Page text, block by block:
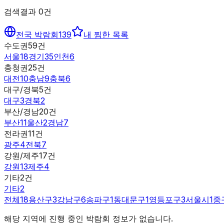
검색결과 0건
전국 박람회139
내 찜한 목록
수도권59건
서울18경기35인천6
충청권25건
대전10충남9충북6
대구/경북5건
대구3경북2
부산/경남20건
부산11울산2경남7
전라권11건
광주4전북7
강원/제주17건
강원13제주4
기타2건
기타2
전체18용산구3강남구6송파구1동대문구1영등포구3서울시1중
해당 지역에 진행 중인 박람회 정보가 없습니다.